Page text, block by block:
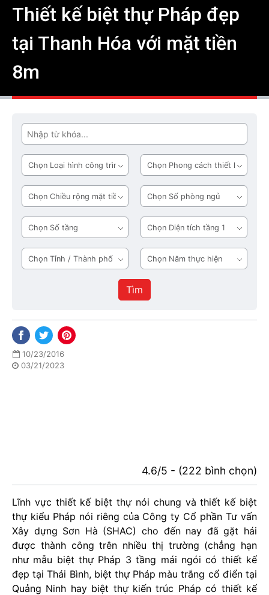
Thiết kế biệt thự Pháp đẹp
tại Thanh Hóa với mặt tiền
8m
Tìm
Loại
hình
công
trình
Phong
cách
thiết
kế
Chiều
rộng
mặt
tiền
Số
phòng
ngủ
Số
tầng
Diện
tích
tầng
1
Tỉnh
/
Năm
thực
hiện
Tìm
10/23/2016
03/21/2023
4.6/5 - (222 bình chọn)
Lĩnh vực thiết kế biệt thự nói chung và thiết kế biệt
thự kiểu Pháp nói riêng của Công ty Cổ phần Tư vấn
Xây dựng Sơn Hà (SHAC) cho đến nay đã gặt hái
được thành công trên nhiều thị trường (chẳng hạn
như mẫu biệt thự Pháp 3 tầng mái ngói có thiết kế
đẹp tại Thái Bình, biệt thự Pháp màu trắng cổ điển tại
Quảng Ninh hay biệt thự kiến trúc Pháp có thiết kế